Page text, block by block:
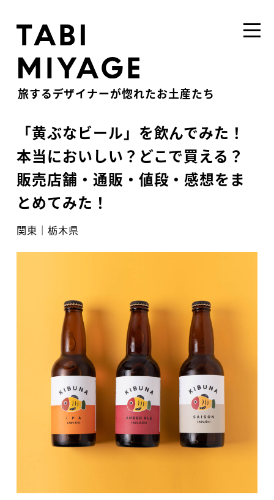
旅するデザイナーが惚れたお土産たち
「黄ぶなビール」を飲んでみた！
本当においしい？どこで買える？
販売店舗・通販・値段・感想をま
とめてみた！
関東 ｜ 栃木県